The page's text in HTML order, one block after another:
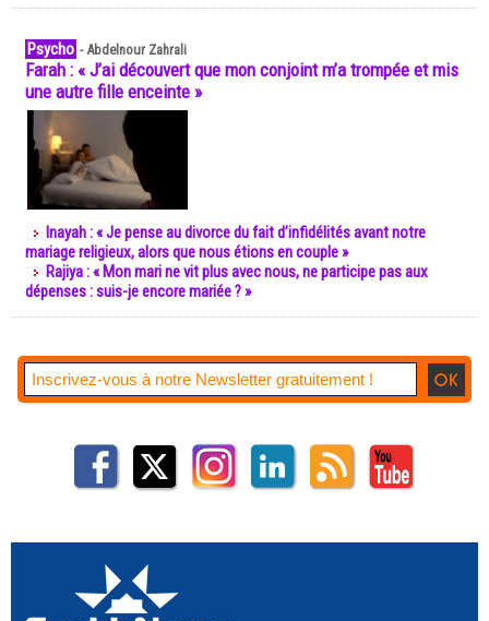
Psycho -Abdelnour Zahrali
Farah : « J’ai découvert que mon conjoint m’a trompée et mis
une autre fille enceinte »
Inayah : « Je pense au divorce du fait d’infidélités avant notre
mariage religieux, alors que nous étions en couple »
Rajiya : « Mon mari ne vit plus avec nous, ne participe pas aux
dépenses : suis-je encore mariée ? »